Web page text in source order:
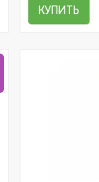
КУПИТЬ